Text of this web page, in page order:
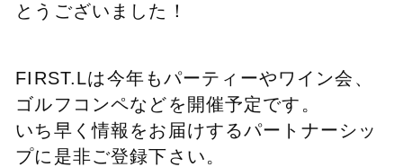
とうございました！
FIRST.Lは今年もパーティーやワイン会、
ゴルフコンペなどを開催予定です。
いち早く情報をお届けするパートナーシッ
プに是非ご登録下さい。